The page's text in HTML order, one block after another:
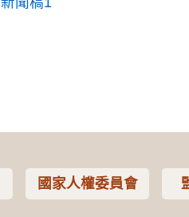
國家人權委員會